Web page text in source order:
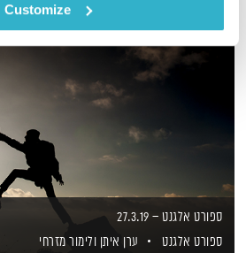
Customize
ספורט אלגנט – 27.3.19
ספורט אלגנט
ערן איתן ולימור מזרחי